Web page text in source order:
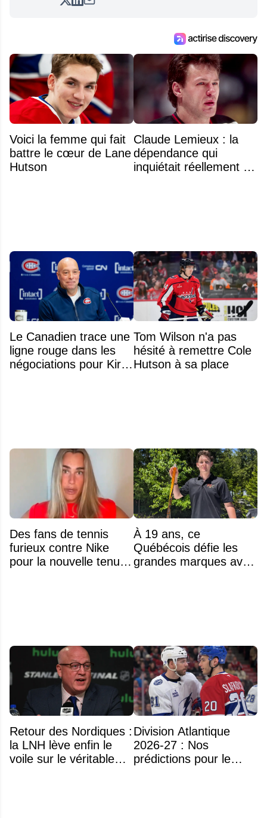
Voici la femme qui fait
battre le cœur de Lane
Hutson
Claude Lemieux : la
dépendance qui
inquiétait réellement sa
Le Canadien trace une
ligne rouge dans les
négociations pour Kirill
Tom Wilson n'a pas
hésité à remettre Cole
Hutson à sa place
Des fans de tennis
furieux contre Nike
pour la nouvelle tenue
À 19 ans, ce
Québécois défie les
grandes marques avec
Retour des Nordiques :
la LNH lève enfin le
voile sur le véritable
Division Atlantique
2026-27 : Nos
prédictions pour le